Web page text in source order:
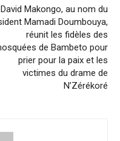
Makongo, au nom du
Mamadi Doumbouya,
réunit les fidèles des
de Bambeto pour
prier pour la paix et les
victimes du drame de
N’Zérékoré